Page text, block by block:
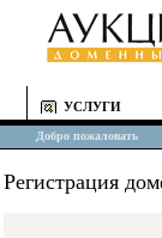
УСЛУГИ
Добро пожаловать
Регистрация